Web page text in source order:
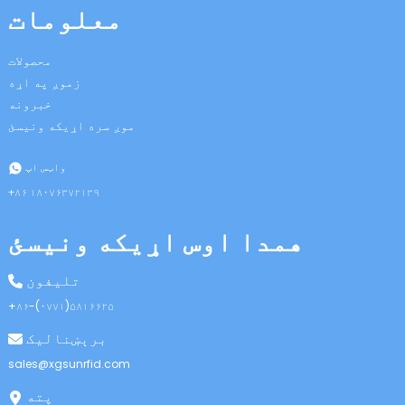
معلومات
محصولات
زموږ په اړه
خبرونه
موږ سره اړیکه ونیسئ
واټس اپ
+۸۶ ۱۸۰۷۶۳۷۲۱۳۹
همدا اوس اړیکه ونیسئ
تلیفون
+۸۶-(۰۷۷۱)۵۸۱۶۶۲۵
برېښنالیک
sales@xgsunrfid.com
پته